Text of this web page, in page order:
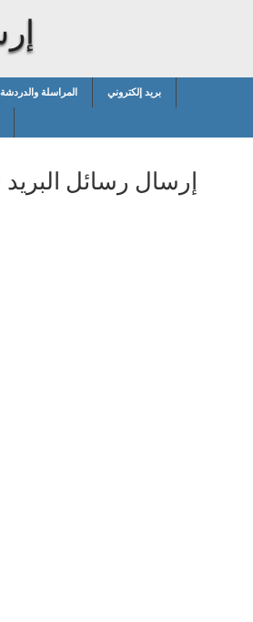
المراسلة والدردشة بريد إلكتروني
إرسال رسائل البريد